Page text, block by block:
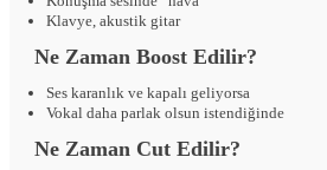
Klavye, akustik gitar
Ne Zaman Boost Edilir?
Ses karanlık ve kapalı geliyorsa
Vokal daha parlak olsun istendiğinde
Ne Zaman Cut Edilir?